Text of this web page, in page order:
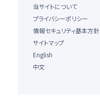
当サイトについて
プライバシーポリシー
情報セキュリティ基本方針
サイトマップ
English
中文